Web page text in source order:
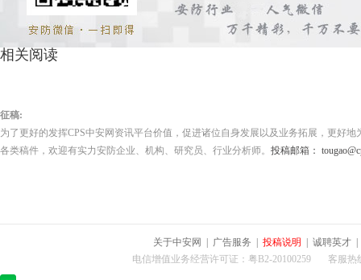
相关阅读
征稿:
为了更好的发挥CPS中安网资讯平台价值，促进诸位自身发展以及业务拓展，更好
各类稿件，欢迎有实力安防企业、机构、研究员、行业分析师。 投稿邮箱：
关于中安网 广告服务 投稿说明 诚聘英才
电信增值业务经营许可证：粤B2-20100259 客服